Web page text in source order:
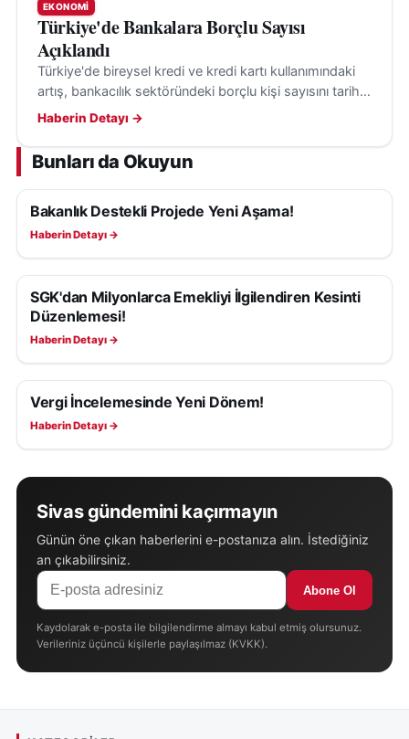
EKONOMI
Türkiye'de Bankalara Borçlu Sayısı
Açıklandı
Türkiye'de bireysel kredi ve kredi kartı kullanımındaki
artış, bankacılık sektöründeki borçlu kişi sayısını tarihi
seviyelere taşıdı.
Haberin Detayı →
Bunları da Okuyun
EKONOMI
Bakanlık Destekli Projede Yeni Aşama!
Haberin Detayı →
EKONOMI
SGK'dan Milyonlarca Emekliyi İlgilendiren Kesinti
Düzenlemesi!
Haberin Detayı →
EKONOMI
Vergi İncelemesinde Yeni Dönem!
Haberin Detayı →
Sivas gündemini kaçırmayın
Günün öne çıkan haberlerini e-postanıza alın. İstediğiniz
an çıkabilirsiniz.
Abone Ol
Kaydolarak e-posta ile bilgilendirme almayı kabul etmiş olursunuz.
Verileriniz üçüncü kişilerle paylaşılmaz (KVKK).